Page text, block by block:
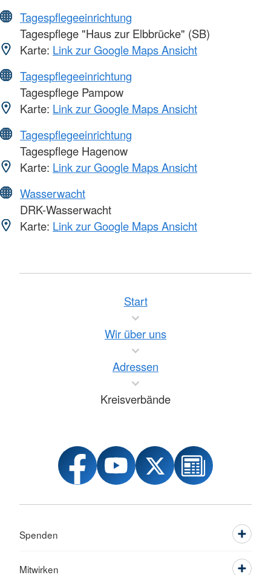
Tagespflegeeinrichtung
Tagespflege "Haus zur Elbbrücke" (SB)
Karte: Link zur Google Maps Ansicht
Tagespflegeeinrichtung
Tagespflege Pampow
Karte: Link zur Google Maps Ansicht
Tagespflegeeinrichtung
Tagespflege Hagenow
Karte: Link zur Google Maps Ansicht
Wasserwacht
DRK-Wasserwacht
Karte: Link zur Google Maps Ansicht
Start
Wir über uns
Adressen
Kreisverbände
Spenden
Mitwirken